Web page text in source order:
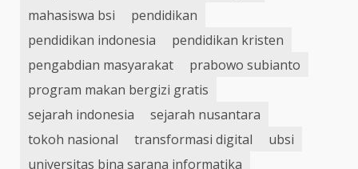
mahasiswa bsi
pendidikan
pendidikan indonesia
pendidikan kristen
pengabdian masyarakat
prabowo subianto
program makan bergizi gratis
sejarah indonesia
sejarah nusantara
tokoh nasional
transformasi digital
ubsi
universitas bina sarana informatika